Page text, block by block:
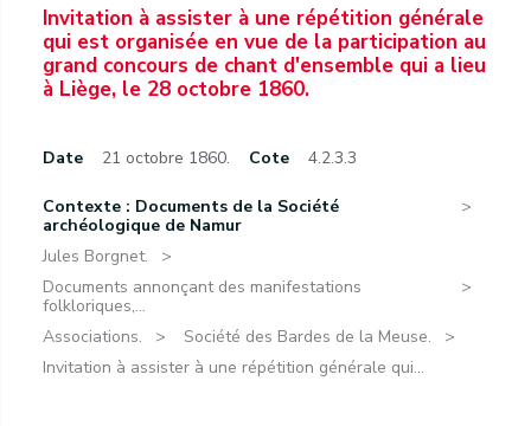
Invitation à assister à une répétition générale
qui est organisée en vue de la participation au
grand concours de chant d'ensemble qui a lieu
à Liège, le 28 octobre 1860.
Date 21 octobre 1860. Cote 4.2.3.3
Contexte : Documents de la Société
archéologique de Namur
Jules Borgnet.
Documents annonçant des manifestations
folkloriques,...
Associations.
Société des Bardes de la Meuse.
Invitation à assister à une répétition générale qui...